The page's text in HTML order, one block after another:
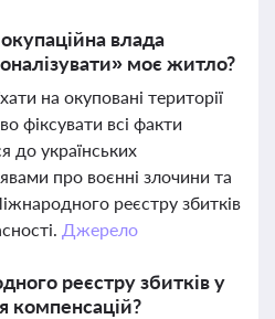
влада
моє житло?
на окуповані території
фіксувати всі факти
до українських
про воєнні злочини та
реєстру збитків
Джерело
реєстру збитків у
компенсацій?